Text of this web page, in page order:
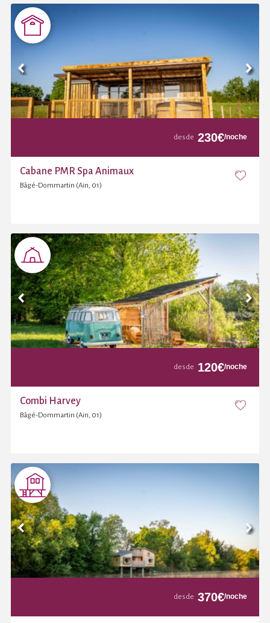
desde 230€/noche
Cabane PMR Spa Animaux
Bâgé-Dommartin (Ain, 01)
desde 120€/noche
Combi Harvey
Bâgé-Dommartin (Ain, 01)
desde 370€/noche